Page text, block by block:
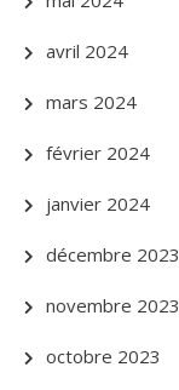
avril 2024
mars 2024
février 2024
janvier 2024
décembre 2023
novembre 2023
octobre 2023